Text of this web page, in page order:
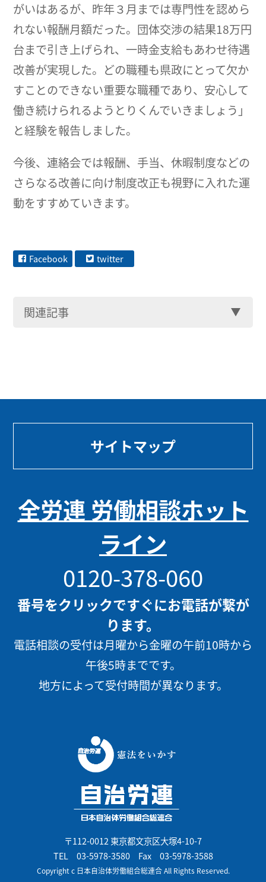
がいはあるが、昨年３月までは専門性を認めら
れない報酬月額だった。団体交渉の結果18万円
台まで引き上げられ、一時金支給もあわせ待遇
改善が実現した。どの職種も県政にとって欠か
すことのできない重要な職種であり、安心して
働き続けられるようとりくんでいきましょう」
と経験を報告しました。
今後、連絡会では報酬、手当、休暇制度などの
さらなる改善に向け制度改正も視野に入れた運
動をすすめていきます。
Facebook twitter
関連記事
サイトマップ
全労連 労働相談ホット
ライン
0120-378-060
番号をクリックですぐにお電話が繋が
ります。
電話相談の受付は月曜から金曜の午前10時から
午後5時までです。
地方によって受付時間が異なります。
〒112-0012 東京都文京区大塚4-10-7
TEL 03-5978-3580Fax 03-5978-3588
Copyright c 日本自治体労働組合総連合 All Rights Reserved.